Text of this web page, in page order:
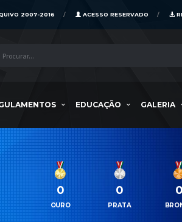
ACESSO RESERVADO
2007-2016
EDUCAÇÃO GALERIA
0
OURO
0
PRATA
0